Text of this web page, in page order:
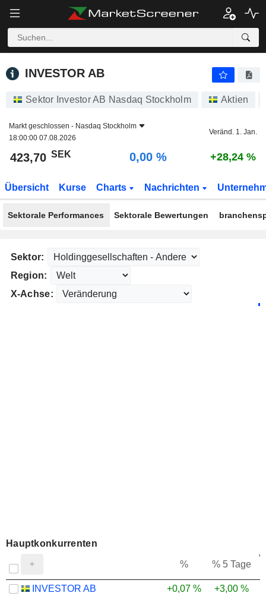
INVESTOR AB
INVESTOR AB
Sektor Investor AB Nasdaq Stockholm Aktien
Markt geschlossen - Nasdaq Stockholm
18:00:00 07.08.2026
Veränd. 1. Jan.
423,70 SEK 0,00 % +28,24 %
Übersicht Kurse Charts Nachrichten
Sektorale Performances Sektorale Bewertungen
Sektor:
Region:
X-Achse:
Hauptkonkurrenten
% % 5 Tage
INVESTOR AB +0,07 % +3,00 %